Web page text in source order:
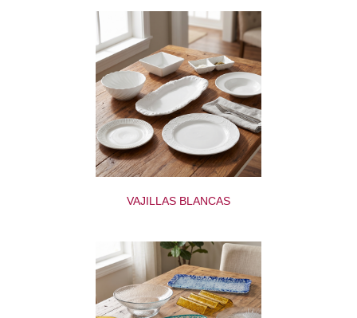
VAJILLAS BLANCAS